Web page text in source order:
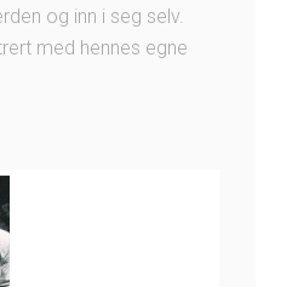
og inn i seg selv.
med hennes egne